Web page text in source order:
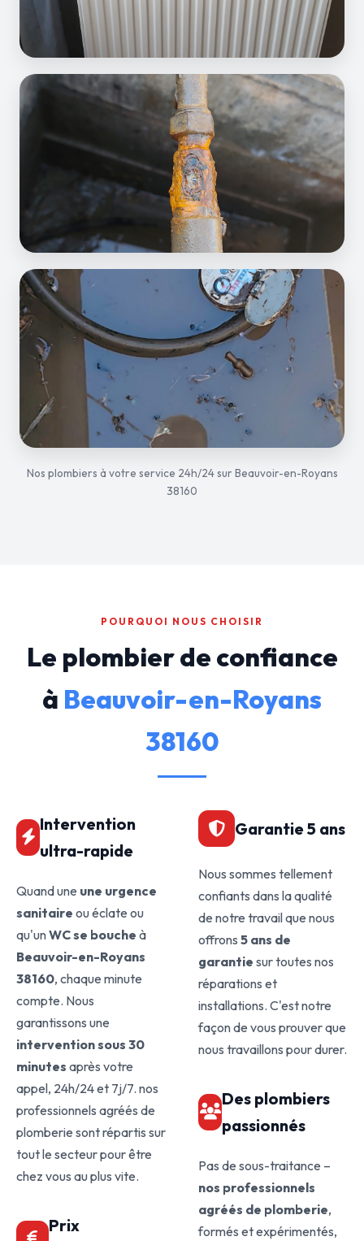
Nos plombiers à votre service 24h/24 sur Beauvoir-en-Royans
38160
POURQUOI NOUS CHOISIR
Le plombier de confiance
à Beauvoir-en-Royans
38160
Intervention
ultra-rapide
Quand une une urgence
sanitaire ou éclate ou
qu'unWC se bouche à
Beauvoir-en-Royans
38160, chaque minute
compte. Nous
garantissons une
intervention sous 30
minutes après votre
appel, 24h/24 et 7j/7. nos
professionnels agréés de
plomberie sont répartis sur
tout le secteur pour être
chez vous au plus vite.
Prix
Garantie 5 ans
Nous sommes tellement
confiants dans la qualité
de notre travail que nous
offrons 5 ans de
garantie sur toutes nos
réparations et
installations. C'est notre
façon de vous prouver que
nous travaillons pour durer.
Des plombiers
passionnés
Pas de sous-traitance –
nos professionnels
agréés de plomberie,
formés et expérimentés,